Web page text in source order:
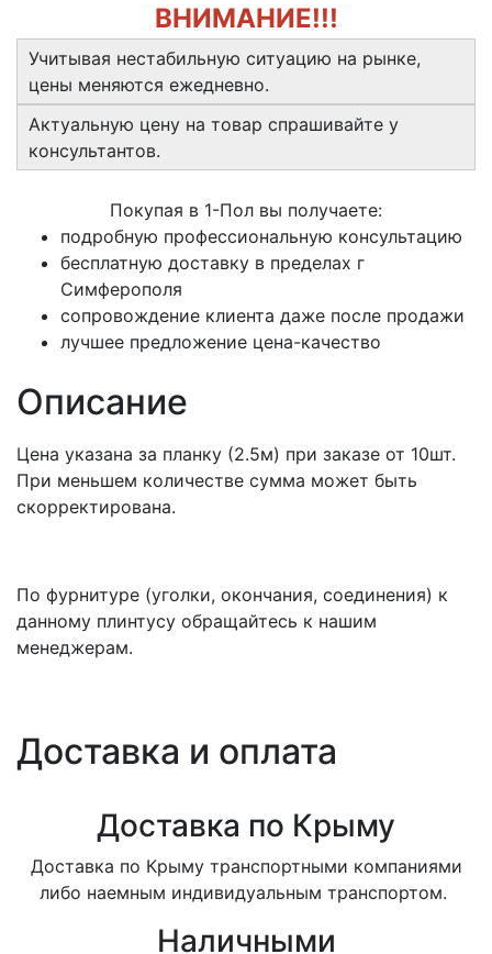
ВНИМАНИЕ!!!
Учитывая нестабильную ситуацию на рынке,
цены меняются ежедневно.
Актуальную цену на товар спрашивайте у
консультантов.
Покупая в 1-Пол вы получаете:
подробную профессиональную консультацию
бесплатную доставку в пределах г
Симферополя
сопровождение клиента даже после продажи
лучшее предложение цена-качество
Описание
Цена указана за планку (2.5м) при заказе от 10шт.
При меньшем количестве сумма может быть
скорректирована.
По фурнитуре (уголки, окончания, соединения) к
данному плинтусу обращайтесь к нашим
менеджерам.
Доставка и оплата
Доставка по Крыму
Доставка по Крыму транспортными компаниями
либо наемным индивидуальным транспортом.
Наличными